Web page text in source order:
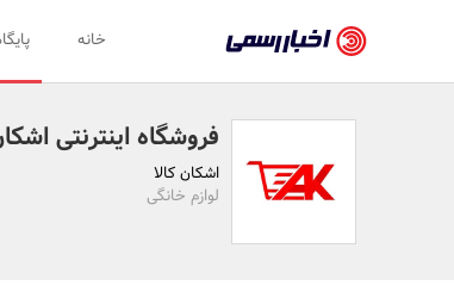
رسمی
-
اخبار
تایید
خانه
فروشگاه اینترنتی
اشکان کالا
لوازم خانگی